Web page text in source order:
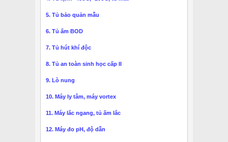
5. Tủ bảo quản mẫu
6. Tủ ấm BOD
7. Tủ hút khí độc
8. Tủ an toàn sinh học cấp II
9. Lò nung
10. Máy ly tâm, máy vortex
11. Máy lắc ngang, tủ ấm lắc
12. Máy đo pH, độ dẫn